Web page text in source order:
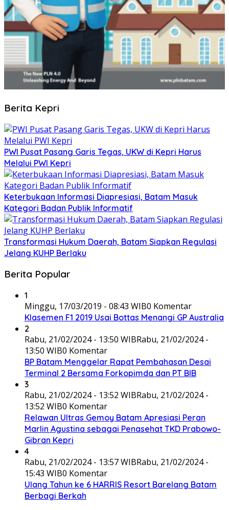
Berita Kepri
PWI Pusat Pasang Garis Tegas, UKW di Kepri Harus
Melalui PWI Kepri
Keterbukaan Informasi Diapresiasi, Batam Masuk
Kategori Badan Publik Informatif
Transformasi Hukum Daerah, Batam Siapkan Regulasi
Jelang KUHP Berlaku
Berita Popular
1
Minggu, 17/03/2019 - 08:43 WIB0 Komentar
Klasemen F1 2019 Usai Bottas Menangi GP Australia
2
Rabu, 21/02/2024 - 13:50 WIBRabu, 21/02/2024 -
13:50 WIB0 Komentar
BP Batam Menggelar Rapat Pembahasan Desai
Terminal 2 Bersama Forkopimda dan PT BIB
3
Rabu, 21/02/2024 - 13:52 WIBRabu, 21/02/2024 -
13:52 WIB0 Komentar
Relawan Ultras Gemoy Batam Apresiasi Peran
Marlin Agustina sebagai Penasehat TKD Prabowo-
Gibran Kepri
4
Rabu, 21/02/2024 - 13:57 WIBRabu, 21/02/2024 -
15:43 WIB0 Komentar
Ulang Tahun ke 6 HARRIS Resort Barelang Batam
Berbagi Berkah